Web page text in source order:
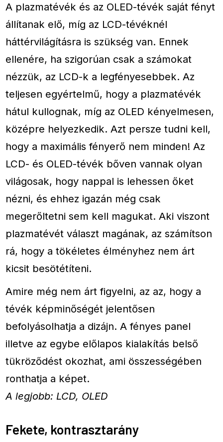
A plazmatévék és az OLED-tévék saját fényt
állítanak elő, míg az LCD-tévéknél
háttérvilágításra is szükség van. Ennek
ellenére, ha szigorúan csak a számokat
nézzük, az LCD-k a legfényesebbek. Az
teljesen egyértelmű, hogy a plazmatévék
hátul kullognak, míg az OLED kényelmesen,
középre helyezkedik. Azt persze tudni kell,
hogy a maximális fényerő nem minden! Az
LCD- és OLED-tévék bőven vannak olyan
világosak, hogy nappal is lehessen őket
nézni, és ehhez igazán még csak
megerőltetni sem kell magukat. Aki viszont
plazmatévét választ magának, az számítson
rá, hogy a tökéletes élményhez nem árt
kicsit besötétíteni.
Amire még nem árt figyelni, az az, hogy a
tévék képminőségét jelentősen
befolyásolhatja a dizájn. A fényes panel
illetve az egybe előlapos kialakítás belső
tükröződést okozhat, ami összességében
ronthatja a képet.
A legjobb: LCD, OLED
Fekete, kontrasztarány